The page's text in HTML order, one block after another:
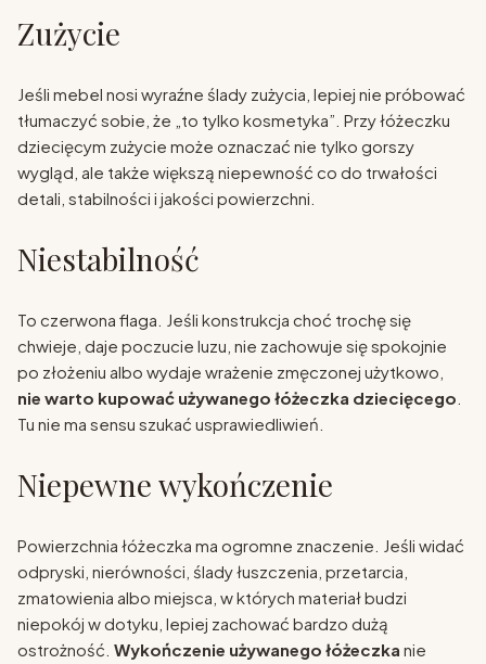
Zużycie
Jeśli mebel nosi wyraźne ślady zużycia, lepiej nie próbować
tłumaczyć sobie, że „to tylko kosmetyka”. Przy łóżeczku
dziecięcym zużycie może oznaczać nie tylko gorszy
wygląd, ale także większą niepewność co do trwałości
detali, stabilności i jakości powierzchni.
Niestabilność
To czerwona flaga. Jeśli konstrukcja choć trochę się
chwieje, daje poczucie luzu, nie zachowuje się spokojnie
po złożeniu albo wydaje wrażenie zmęczonej użytkowo,
nie warto kupować używanego łóżeczka dziecięcego
Tu nie ma sensu szukać usprawiedliwień.
Niepewne wykończenie
Powierzchnia łóżeczka ma ogromne znaczenie. Jeśli widać
odpryski, nierówności, ślady łuszczenia, przetarcia,
zmatowienia albo miejsca, w których materiał budzi
niepokój w dotyku, lepiej zachować bardzo dużą
ostrożność. Wykończenie używanego łóżeczka nie